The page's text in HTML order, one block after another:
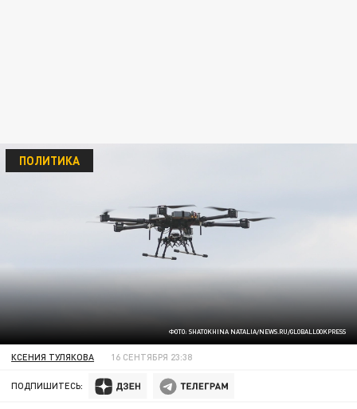
ФОТО: SHATOKHINA NATALIA/NEWS.RU/GLOBALLOOKPRESS
ПОЛИТИКА
КСЕНИЯ ТУЛЯКОВА 16 СЕНТЯБРЯ 23:38
ПОДПИШИТЕСЬ: